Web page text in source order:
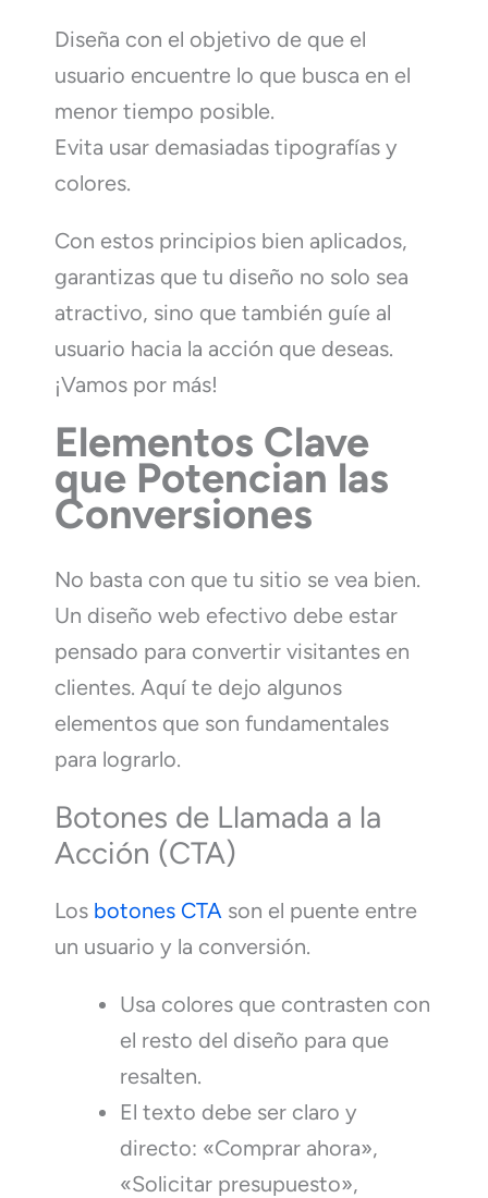
Diseña con el objetivo de que el
usuario encuentre lo que busca en el
menor tiempo posible.
Evita usar demasiadas tipografías y
colores.
Con estos principios bien aplicados,
garantizas que tu diseño no solo sea
atractivo, sino que también guíe al
usuario hacia la acción que deseas.
¡Vamos por más!
Elementos Clave
que Potencian las
Conversiones
No basta con que tu sitio se vea bien.
Un diseño web efectivo debe estar
pensado para convertir visitantes en
clientes. Aquí te dejo algunos
elementos que son fundamentales
para lograrlo.
Botones de Llamada a la
Acción (CTA)
Los botones CTA son el puente entre
un usuario y la conversión.
Usa colores que contrasten con
el resto del diseño para que
resalten.
El texto debe ser claro y
directo: «Comprar ahora»,
«Solicitar presupuesto»,